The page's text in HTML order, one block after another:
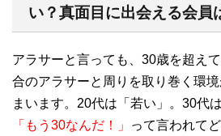
い？真面目に出会える会員
アラサーと言っても、 30歳を超え
合のアラサーと周りを取り巻く環
まいます。 20代は「若い」。 30代
「もう 30なんだ！」 って言われて